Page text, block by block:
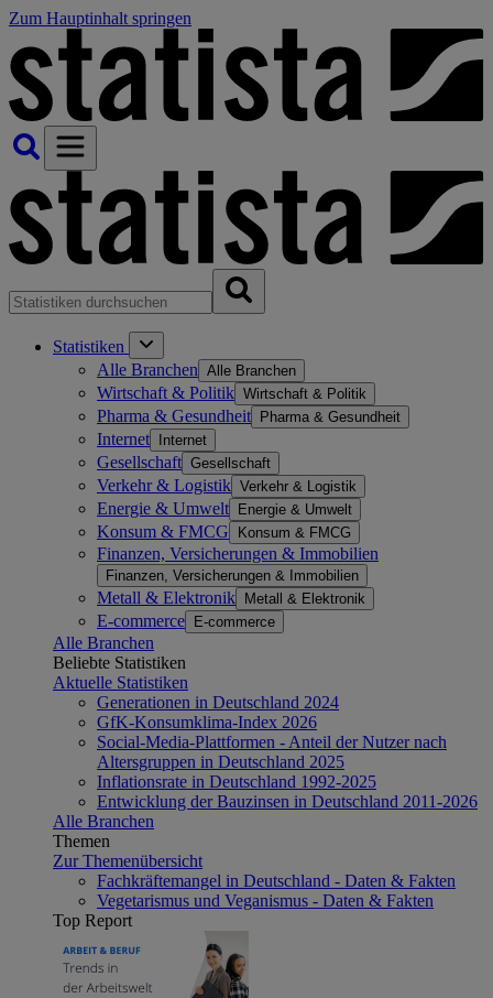
Zum Hauptinhalt springen
Statistiken
Alle Branchen Alle Branchen
Wirtschaft & Politik Wirtschaft & Politik
Pharma & Gesundheit Pharma & Gesundheit
Internet Internet
Gesellschaft Gesellschaft
Verkehr & Logistik Verkehr & Logistik
Energie & Umwelt Energie & Umwelt
Konsum & FMCG Konsum & FMCG
Finanzen, Versicherungen & Immobilien
Finanzen, Versicherungen & Immobilien
Metall & Elektronik Metall & Elektronik
E-commerce E-commerce
Alle Branchen
Beliebte Statistiken
Aktuelle Statistiken
Generationen in Deutschland 2024
GfK-Konsumklima-Index 2026
Social-Media-Plattformen - Anteil der Nutzer nach
Altersgruppen in Deutschland 2025
Inflationsrate in Deutschland 1992-2025
Entwicklung der Bauzinsen in Deutschland 2011-2026
Alle Branchen
Themen
Zur Themenübersicht
Fachkräftemangel in Deutschland - Daten & Fakten
Vegetarismus und Veganismus - Daten & Fakten
Top Report